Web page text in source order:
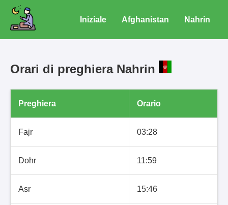
Iniziale Afghanistan Nahrin
Orari di preghiera Nahrin
Preghiera Orario
Fajr 03:28
Dohr 11:59
Asr 15:46